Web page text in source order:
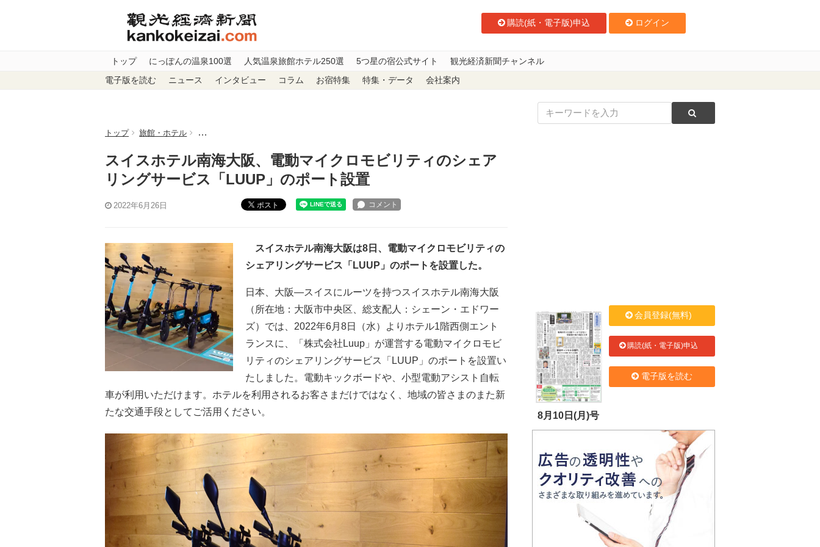
購読(紙・電子版)申込 ログイン
トップ にっぽんの温泉100選 人気温泉旅館ホテル250選 5つ星の宿公式サイト 観光経済新聞チャンネル
電子版を読む ニュース インタビュー コラム お宿特集 特集・データ 会社案内
トップ 旅館・ホテル スイスホテル南海大阪、電動マイクロモビリティのシェアリングサービス「LUUP」のポート設置
スイスホテル南海大阪、電動マイクロモビリティのシェア
リングサービス「LUUP」のポート設置
2022年6月26日 ポスト
スイスホテル南海大阪は8日、電動マイクロモビリティの
シェアリングサービス「LUUP」のポートを設置した。
日本、大阪―スイスにルーツを持つスイスホテル南海大阪
（所在地：大阪市中央区、総支配人：シェーン・エドワー
ズ）では、2022年6月8日（水）よりホテル1階西側エント
ランスに、「株式会社Luup」が運営する電動マイクロモビ
リティのシェアリングサービス「LUUP」のポートを設置い
たしました。電動キックボードや、小型電動アシスト自転
車が利用いただけます。ホテルを利用されるお客さまだけではなく、地域の皆さまのまた新
たな交通手段としてご活用ください。
8月10日(月)号
会員登録(無料)
購読(紙・電子版)申込
電子版を読む